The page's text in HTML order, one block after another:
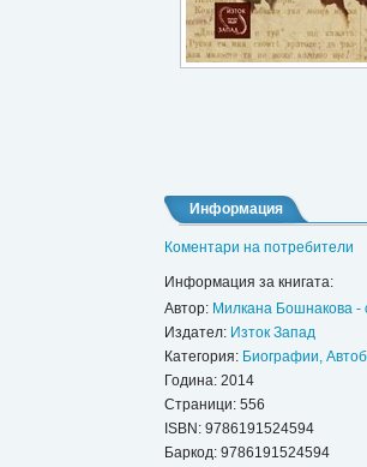
Информация
Коментари на потребители
Информация за книгата:
Автор: Милкана Бошнакова -
Издател: Изток Запад
Категория: Биографии,
Година: 2014
Страници: 556
ISBN: 9786191524594
Баркод: 9786191524594